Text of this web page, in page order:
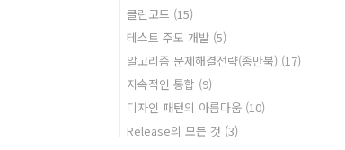
클린코드 (15)
테스트 주도 개발 (5)
알고리즘 문제해결전략(종만북) (17)
지속적인 통합 (9)
디자인 패턴의 아름다움 (10)
Release의 모든 것 (3)